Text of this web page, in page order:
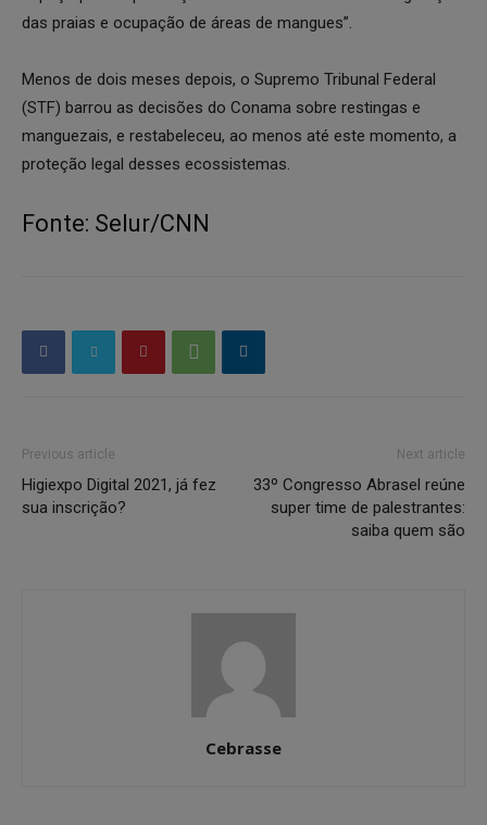
das praias e ocupação de áreas de mangues”.
Menos de dois meses depois, o Supremo Tribunal Federal
(STF) barrou as decisões do Conama sobre restingas e
manguezais, e restabeleceu, ao menos até este momento, a
proteção legal desses ecossistemas.
Fonte: Selur/CNN
Previous article
Higiexpo Digital 2021, já fez
sua inscrição?
Next article
33º Congresso Abrasel reúne
super time de palestrantes:
saiba quem são
Cebrasse